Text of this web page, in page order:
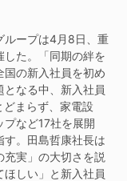
ループは4月8日、重
た。「同期の絆を
の新入社員を初め
なる中、新入社員
まらず、家電設
など17社を展開
す。田島哲康社長は
充実」の大切さを説
しい」と新入社員